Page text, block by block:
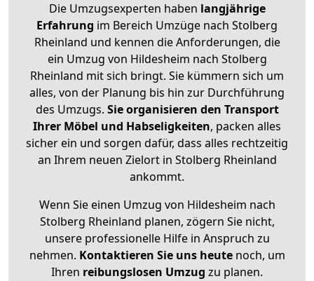
Die Umzugsexperten haben langjährige
Erfahrung im Bereich Umzüge nach Stolberg
Rheinland und kennen die Anforderungen, die
ein Umzug von Hildesheim nach Stolberg
Rheinland mit sich bringt. Sie kümmern sich um
alles, von der Planung bis hin zur Durchführung
des Umzugs. Sie organisieren den Transport
Ihrer Möbel und Habseligkeiten, packen alles
sicher ein und sorgen dafür, dass alles rechtzeitig
an Ihrem neuen Zielort in Stolberg Rheinland
ankommt.
Wenn Sie einen Umzug von Hildesheim nach
Stolberg Rheinland planen, zögern Sie nicht,
unsere professionelle Hilfe in Anspruch zu
nehmen. Kontaktieren Sie uns heutenoch, um
Ihren reibungslosen Umzug zu planen.